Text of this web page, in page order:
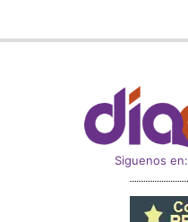
Siguenos en: